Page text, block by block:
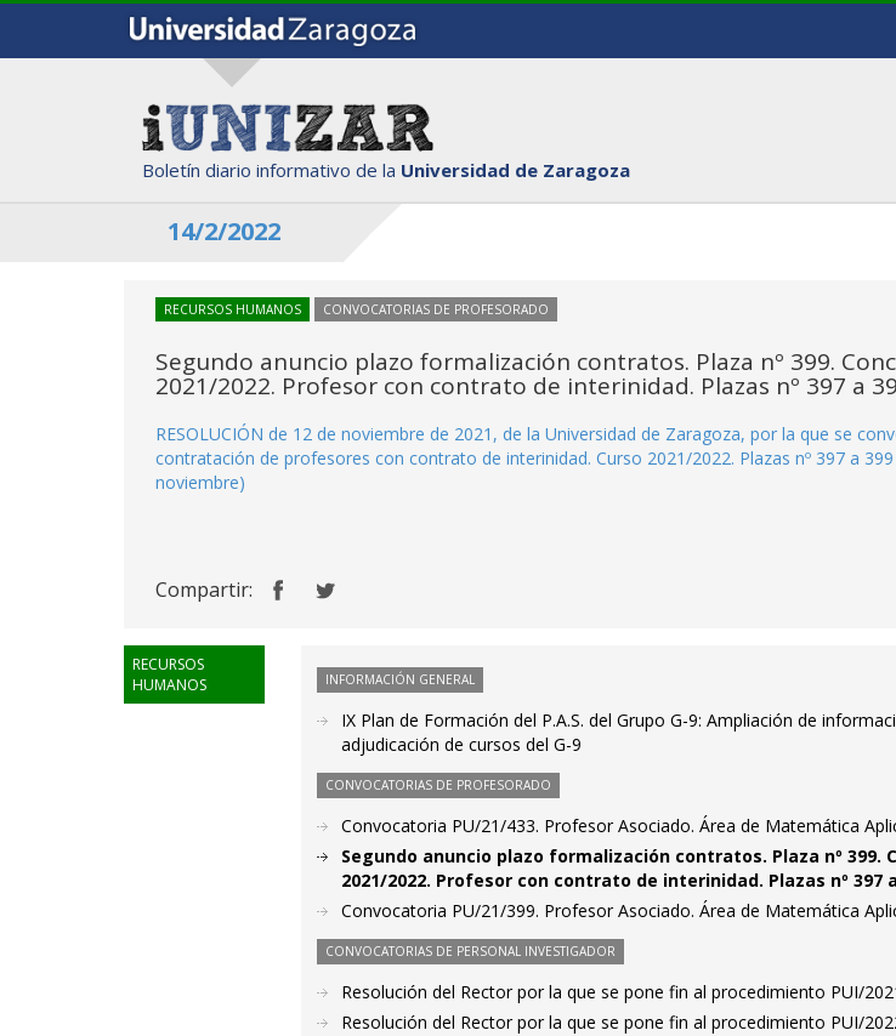
Boletín diario informativo de la Universidad de Zaragoza
14/2/2022
RECURSOS HUMANOS CONVOCATORIAS DE PROFESORADO
Segundo anuncio plazo formalización contratos. Plaza nº 399.
2021/2022. Profesor con contrato de interinidad. Plazas nº 397 a
RESOLUCIÓN de 12 de noviembre de 2021, de la Universidad de Zaragoza, por la que se
contratación de profesores con contrato de interinidad. Curso 2021/2022. Plazas nº 397 a 399
noviembre)
Compartir:
RECURSOS
HUMANOS
INFORMACIÓN GENERAL
IX Plan de Formación del P.A.S. del Grupo G-9: Ampliación de
adjudicación de cursos del G-9
CONVOCATORIAS DE PROFESORADO
Convocatoria PU/21/433. Profesor Asociado. Área de Matemática
Segundo anuncio plazo formalización contratos. Plaza nº 399.
2021/2022. Profesor con contrato de interinidad. Plazas nº 397
Convocatoria PU/21/399. Profesor Asociado. Área de Matemática
CONVOCATORIAS DE PERSONAL INVESTIGADOR
Resolución del Rector por la que se pone fin al procedimiento PUI/
Resolución del Rector por la que se pone fin al procedimiento PUI/